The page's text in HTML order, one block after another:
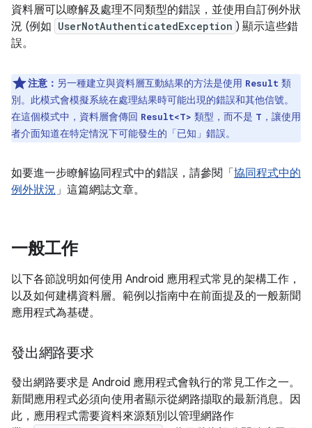
資料層可以瞭解及處理不同類型的錯誤，並使用自訂例外狀
況 (例如 UserNotAuthenticatedException ) 顯示這些錯
誤。
注意： 另一種建立與資料層互動結果的方法是使用 Result 類
別。此模式會模擬系統在處理結果時可能出現的錯誤和其他信號。
在這個模式中，資料層會傳回 Result<T> 類型，而不是 T ，讓使用
者介面知道在特定情況下可能發生的「已知」 錯誤。
如要進一步瞭解協同程式中的錯誤，請參閱「協同程式中的
例外狀況 」這篇網誌文章。
一般工作
以下各節說明如何使用 Android 應用程式常見的架構工作，
以及如何建構資料層。範例以指南中在前面提及的一般新聞
應用程式為基礎。
發出網路要求
發出網路要求是 Android 應用程式會執行的常見工作之一。
新聞應用程式必須向使用者顯示從網路擷取的最新消息。因
此，應用程式需要資料來源類別以管理網路作